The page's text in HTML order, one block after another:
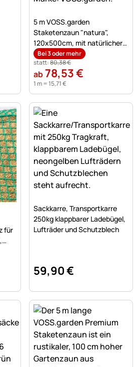
5 m VOSS.garden
Staketenzaun "natura",
120x500cm, mit natürlicher
Rinde,3-4cm
Bei 3 oder mehr
statt:80,38€
ab78,53€
1 m =15,71€
Bewertungen)
für
Sackkarre, Transportkarre
250kg klappbarer Ladebügel,
Lufträder und Schutzblech
59,90€